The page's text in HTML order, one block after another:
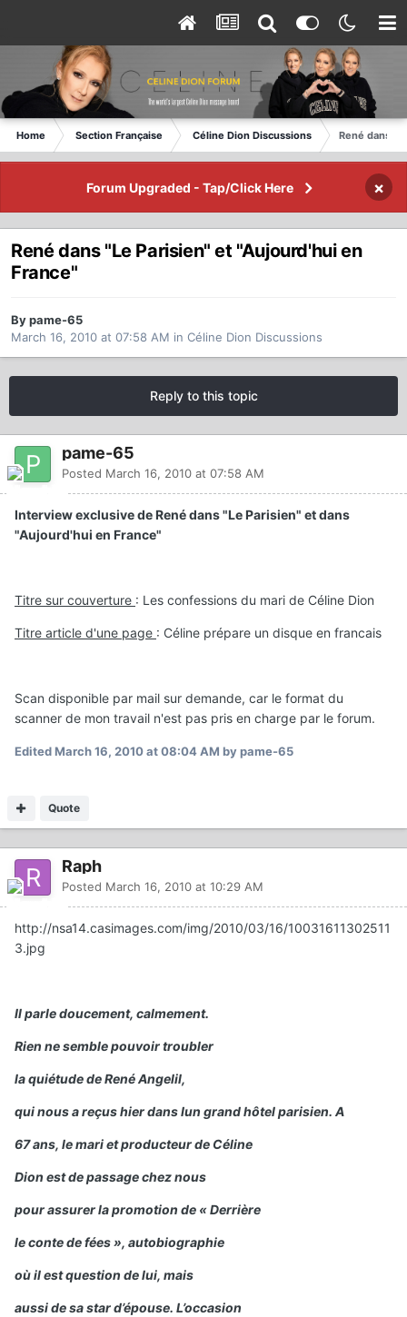
Home Section Française Céline Dion Discussions René dans
Forum Upgraded - Tap/Click Here ×
René dans "Le Parisien" et "Aujourd'hui en
France"
By pame-65
March 16, 2010 at 07:58 AM in Céline Dion Discussions
Reply to this topic
pame-65
Posted March 16, 2010 at 07:58 AM
Interview exclusive de René dans "Le Parisien" et dans
"Aujourd'hui en France"
Titre sur couverture : Les confessions du mari de Céline Dion
Titre article d'une page : Céline prépare un disque en francais
Scan disponible par mail sur demande, car le format du
scanner de mon travail n'est pas pris en charge par le forum.
EditedMarch 16, 2010 at 08:04 AM by pame-65
Quote
Raph
Posted March 16, 2010 at 10:29 AM
http://nsa14.casimages.com/img/2010/03/16/10031611302511
3.jpg
Il parle doucement, calmement.
Rien ne semble pouvoir troubler
la quiétude de René Angelil,
qui nous a reçus hier dans Iun grand hôtel parisien. A
67 ans, le mari et producteur de Céline
Dion est de passage chez nous
pour assurer la promotion de « Derrière
le conte de fées », autobiographie
où il est question de lui, mais
aussi de sa star d’épouse. L’occasion